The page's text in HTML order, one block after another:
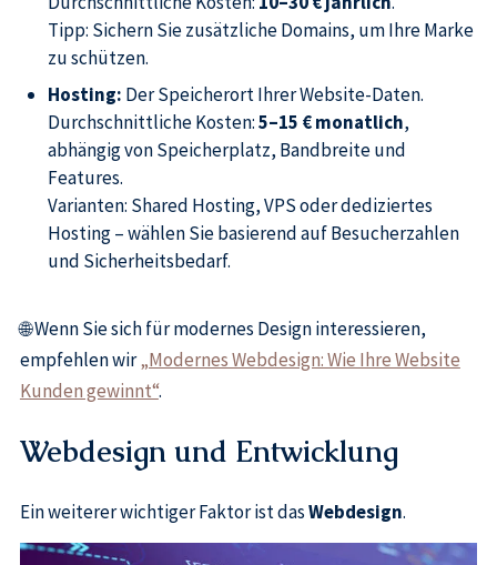
Tipp: Sichern Sie zusätzliche Domains, um Ihre Marke
zu schützen.
Hosting: Der Speicherort Ihrer Website-Daten.
Durchschnittliche Kosten:5–15 € monatlich,
abhängig von Speicherplatz, Bandbreite und
Features.
Varianten: Shared Hosting, VPS oder dediziertes
Hosting – wählen Sie basierend auf Besucherzahlen
und Sicherheitsbedarf.
🌐 Wenn Sie sich für modernes Design interessieren,
empfehlen wir„Modernes Webdesign: Wie Ihre Website
Kunden gewinnt“.
Webdesign und Entwicklung
Ein weiterer wichtiger Faktor ist dasWebdesign.